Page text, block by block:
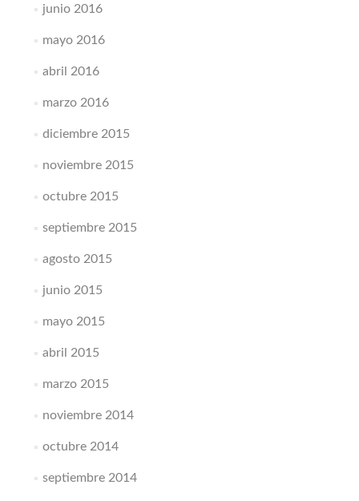
junio 2016
mayo 2016
abril 2016
marzo 2016
diciembre 2015
noviembre 2015
octubre 2015
septiembre 2015
agosto 2015
junio 2015
mayo 2015
abril 2015
marzo 2015
noviembre 2014
octubre 2014
septiembre 2014